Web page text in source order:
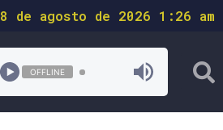
8 de agosto de 2026 1:26 am
OFFLINE